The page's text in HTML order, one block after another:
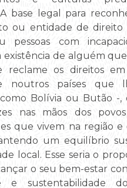
base legal para
ou entidade de direito
pessoas com
existência de alguém que
os direitos
noutros países que
Bolívia ou Butão -,
nas mãos dos
que vivem na região
um equilíbrio
local. Esse seria o
o seu bem-estar
e sustentabilidade